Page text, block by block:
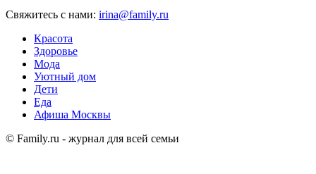
Свяжитесь с нами: irina@family.ru
Красота
Здоровье
Мода
Уютный дом
Дети
Еда
Афиша Москвы
© Family.ru - журнал для всей семьи